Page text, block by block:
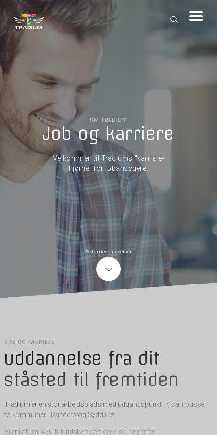
OM TRADIUM
Job og karriere
Velkommen til Tradiums "karriere-
hjørne" for jobansøgere.
Se karriere-universet
JOB OG KARRIERE
uddannelse fra dit
ståsted til fremtiden
Tradium er en stor arbejdsplads med udgangspunkt i 4 campusser i
to kommuner - Randers og Syddjurs.
Vi er i alt ca. 450 fuldtidsbeskæftigede og omfatter